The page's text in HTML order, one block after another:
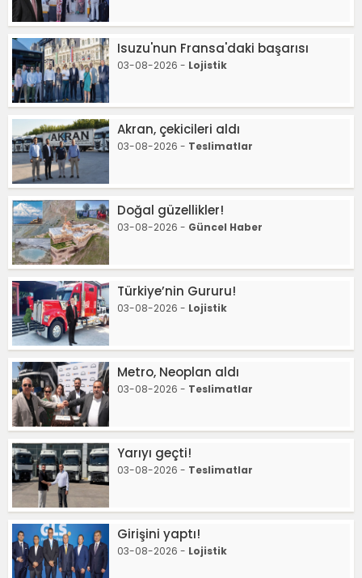
Isuzu'nun Fransa'daki başarısı
03-08-2026 - Lojistik
Akran, çekicileri aldı
03-08-2026 - Teslimatlar
Doğal güzellikler!
03-08-2026 - Güncel Haber
Türkiye’nin Gururu!
03-08-2026 - Lojistik
Metro, Neoplan aldı
03-08-2026 - Teslimatlar
Yarıyı geçti!
03-08-2026 - Teslimatlar
Girişini yaptı!
03-08-2026 - Lojistik